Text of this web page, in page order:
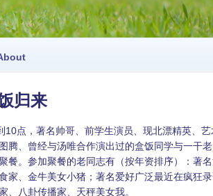
归来
点，著名帅哥、前学生演员、现北漂精英、
腾、曾经与汤唯合作演出过的盒饭同学与一干
餐。参加聚餐的老同志有（按年资排序）：著
家、金牛美女小猪；著名爱好广泛最近在疯狂
、八卦传播家、天秤美女我。